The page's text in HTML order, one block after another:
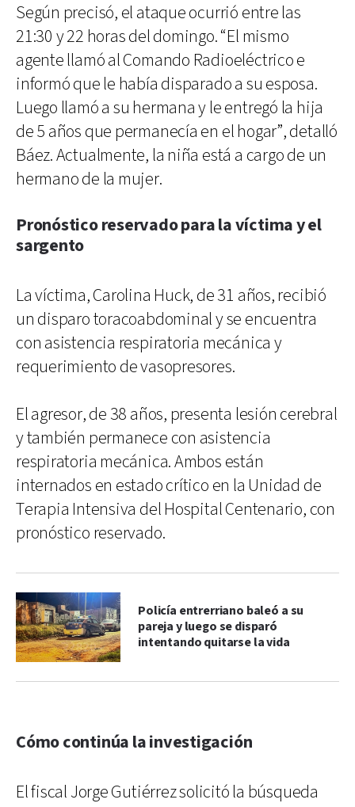
Según precisó, el ataque ocurrió entre las
21:30 y 22 horas del domingo. “El mismo
agente llamó al Comando Radioeléctrico e
informó que le había disparado a su esposa.
Luego llamó a su hermana y le entregó la hija
de 5 años que permanecía en el hogar”, detalló
Báez. Actualmente, la niña está a cargo de un
hermano de la mujer.
Pronóstico reservado para la víctima y el
sargento
La víctima, Carolina Huck, de 31 años, recibió
un disparo toracoabdominal y se encuentra
con asistencia respiratoria mecánica y
requerimiento de vasopresores.
El agresor, de 38 años, presenta lesión cerebral
y también permanece con asistencia
respiratoria mecánica. Ambos están
internados en estado crítico en la Unidad de
Terapia Intensiva del Hospital Centenario, con
pronóstico reservado.
Policía entrerriano baleó a su
pareja y luego se disparó
intentando quitarse la vida
Cómo continúa la investigación
El fiscal Jorge Gutiérrez solicitó la búsqueda